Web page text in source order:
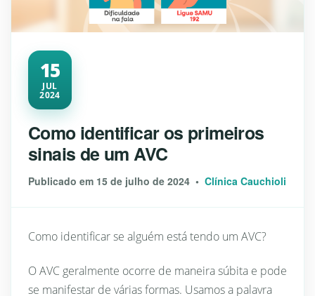
15
JUL
2024
Como identificar os primeiros
sinais de um AVC
Publicado em 15 de julho de 2024 • Clínica Cauchioli
Como identificar se alguém está tendo um AVC?
O AVC geralmente ocorre de maneira súbita e pode
se manifestar de várias formas. Usamos a palavra